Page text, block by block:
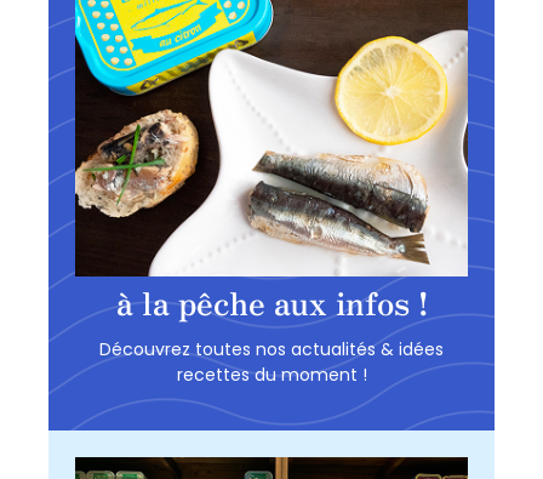
à la pêche aux infos !
Découvrez toutes nos actualités & idées
recettes du moment !